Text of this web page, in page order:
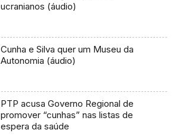
ucranianos (áudio)
Cunha e Silva quer um Museu da
Autonomia (áudio)
PTP acusa Governo Regional de
promover “cunhas” nas listas de
espera da saúde